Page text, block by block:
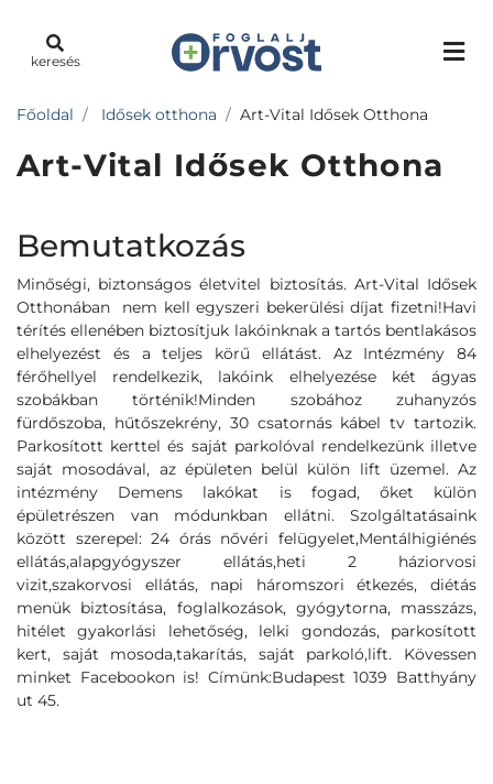
keresés
Főoldal Idősek otthona Art-Vital Idősek Otthona
Art-Vital Idősek Otthona
Bemutatkozás
Minőségi, biztonságos életvitel biztosítás. Art-Vital Idősek
Otthonában nem kell egyszeri bekerülési díjat fizetni!Havi
térítés ellenében biztosítjuk lakóinknak a tartós bentlakásos
elhelyezést és a teljes körű ellátást. Az Intézmény 84
férőhellyel rendelkezik, lakóink elhelyezése két ágyas
szobákban történik!Minden szobához zuhanyzós
fürdőszoba, hűtőszekrény, 30 csatornás kábel tv tartozik.
Parkosított kerttel és saját parkolóval rendelkezünk illetve
saját mosodával, az épületen belül külön lift üzemel. Az
intézmény Demens lakókat is fogad, őket külön
épületrészen van módunkban ellátni. Szolgáltatásaink
között szerepel: 24 órás nővéri felügyelet,Mentálhigiénés
ellátás,alapgyógyszer ellátás,heti 2 háziorvosi
vizit,szakorvosi ellátás, napi háromszori étkezés, diétás
menük biztosítása, foglalkozások, gyógytorna, masszázs,
hitélet gyakorlási lehetőség, lelki gondozás, parkosított
kert, saját mosoda,takarítás, saját parkoló,lift. Kövessen
minket Facebookon is! Címünk:Budapest 1039 Batthyány
ut 45.